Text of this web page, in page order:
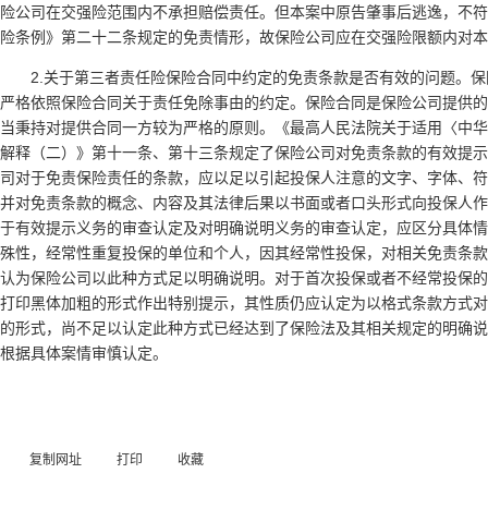
险公司在交强险范围内不承担赔偿责任。但本案中原告肇事后逃逸，不
险条例》第二十二条规定的免责情形，故保险公司应在交强险限额内对
2.关于第三者责任险保险合同中约定的免责条款是否有效的问题。
严格依照保险合同关于责任免除事由的约定。保险合同是保险公司提供
当秉持对提供合同一方较为严格的原则。《最高人民法院关于适用〈中
解释（二）》第十一条、第十三条规定了保险公司对免责条款的有效提
司对于免责保险责任的条款，应以足以引起投保人注意的文字、字体、
并对免责条款的概念、内容及其法律后果以书面或者口头形式向投保人
于有效提示义务的审查认定及对明确说明义务的审查认定，应区分具体
殊性，经常性重复投保的单位和个人，因其经常性投保，对相关免责条
认为保险公司以此种方式足以明确说明。对于首次投保或者不经常投保
打印黑体加粗的形式作出特别提示，其性质仍应认定为以格式条款方式
的形式，尚不足以认定此种方式已经达到了保险法及其相关规定的明确
根据具体案情审慎认定。
复制网址 打印 收藏